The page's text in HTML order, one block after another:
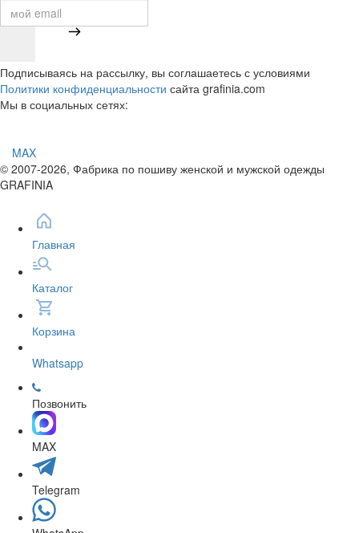
Подписываясь на рассылку, вы соглашаетесь с условиями
Политики конфиденциальности сайта grafinia.com
Мы в социальных сетях:
MAX
© 2007-2026, Фабрика по пошиву женской и мужской одежды
GRAFINIA
Главная
Каталог
Корзина
Whatsapp
Позвонить
MAX
Telegram